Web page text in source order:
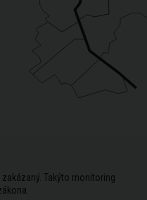
Takýto monitoring